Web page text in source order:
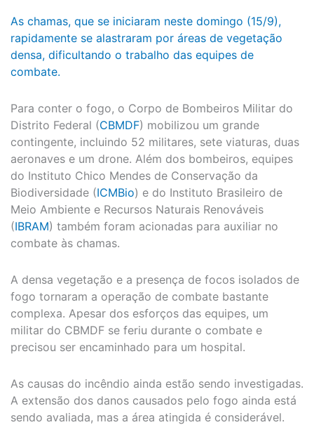
As chamas, que se iniciaram neste domingo (15/9),
rapidamente se alastraram por áreas de vegetação
densa, dificultando o trabalho das equipes de
combate.
Para conter o fogo, o Corpo de Bombeiros Militar do
Distrito Federal (CBMDF) mobilizou um grande
contingente, incluindo 52 militares, sete viaturas, duas
aeronaves e um drone. Além dos bombeiros, equipes
do Instituto Chico Mendes de Conservação da
Biodiversidade (ICMBio) e do Instituto Brasileiro de
Meio Ambiente e Recursos Naturais Renováveis
(IBRAM) também foram acionadas para auxiliar no
combate às chamas.
A densa vegetação e a presença de focos isolados de
fogo tornaram a operação de combate bastante
complexa. Apesar dos esforços das equipes, um
militar do CBMDF se feriu durante o combate e
precisou ser encaminhado para um hospital.
As causas do incêndio ainda estão sendo investigadas.
A extensão dos danos causados pelo fogo ainda está
sendo avaliada, mas a área atingida é considerável.